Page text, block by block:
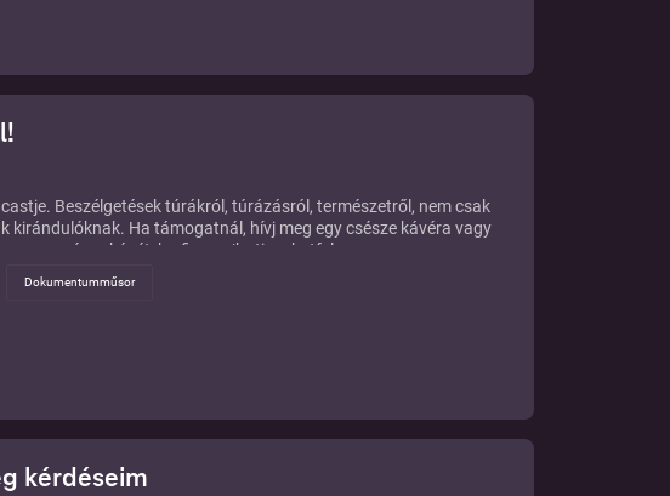
Beszélgetések túrákról, túrázásról, természetről, nem csak
kirándulóknak. Ha támogatnál, hívj meg egy csésze kávéra vagy
egy csésze kávét: ko-fi.com/hatizsakotfel
Dokumentumműsor
kérdéseim